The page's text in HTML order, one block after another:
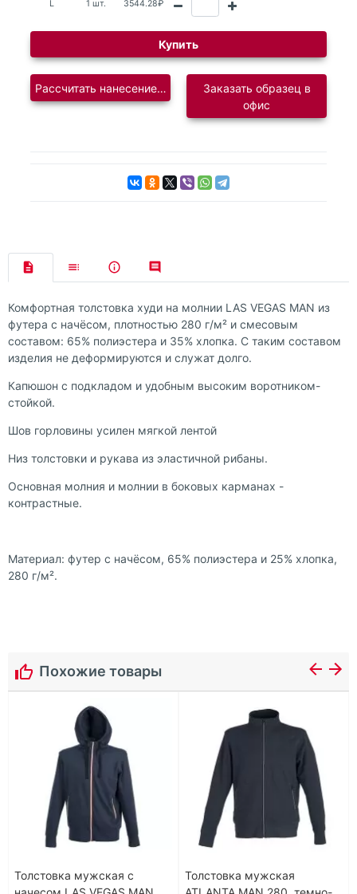
L 1 шт. 3544.28₽
Купить
Рассчитать нанесение логотипаЗаказать образец в
офис
Комфортная толстовка худи на молнии LAS VEGAS MAN из
футера с начёсом, плотностью 280 г/м² и смесовым
составом: 65% полиэстера и 35% хлопка. С таким составом
изделия не деформируются и служат долго.
Капюшон с подкладом и удобным высоким воротником-
стойкой.
Шов горловины усилен мягкой лентой
Низ толстовки и рукава из эластичной рибаны.
Основная молния и молнии в боковых карманах -
контрастные.
Материал: футер с начёсом, 65% полиэстера и 25% хлопка,
280 г/м².
Похожие товары
Толстовка мужская с
Толстовка мужская